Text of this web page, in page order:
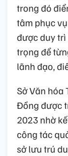
trong đó
tâm phục
được duy trì
trọng để
lãnh đạo,
Sở Văn hóa
Đồng được
2023 nhờ
công tác
sở lưu trú